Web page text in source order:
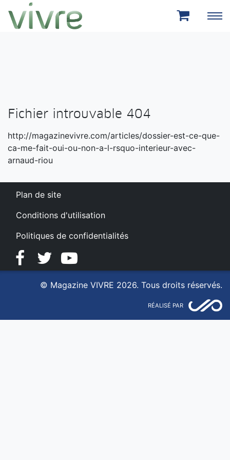
Aller au menu principal
Aller au contenu principal
Fichier introuvable 404
http://magazinevivre.com/articles/dossier-est-ce-que-
ca-me-fait-oui-ou-non-a-l-rsquo-interieur-avec-
arnaud-riou
Plan de site
Conditions d'utilisation
Politiques de confidentialités
FacebookTwitterYouTube
© Magazine VIVRE 2026. Tous droits réservés.
RÉALISÉ PAR